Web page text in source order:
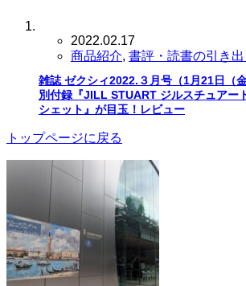
2022.02.17
商品紹介, 書評・読書の引き出
雑誌 ゼクシィ2022.３月号（1月21日（
別付録『JILL STUART ジルスチュアー
シェット』が目玉！レビュー
トップページに戻る